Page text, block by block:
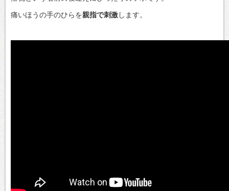
痛いほうの手のひらを親指で刺激します。